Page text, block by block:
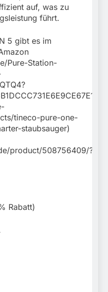
auf, was zu
führt.
5 gibt es im
Pure-Station-
tineco-pure-one-
staubsauger)
product/508756409/?
Rabatt)